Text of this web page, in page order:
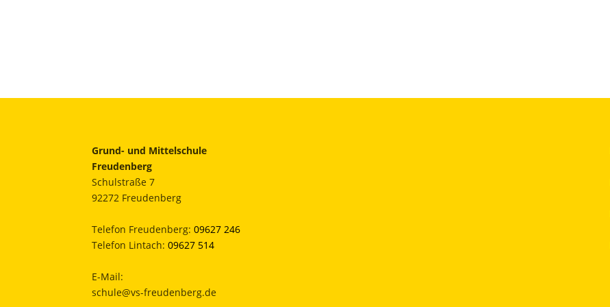
Grund- und Mittelschule
Freudenberg
Schulstraße 7
92272 Freudenberg
Telefon Freudenberg:09627 246
Telefon Lintach:09627 514
E-Mail:
schule@vs-freudenberg.de